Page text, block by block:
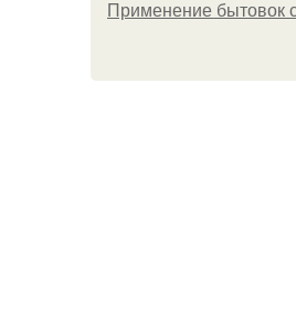
Применение бытовок